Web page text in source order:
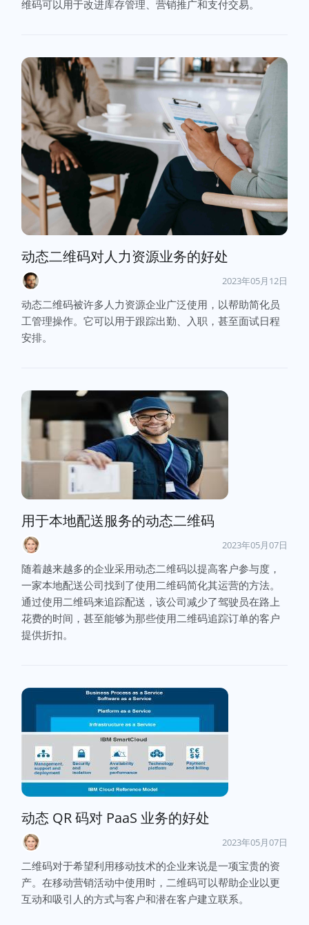
维码可以用于改进库存管理、营销推广和支付交易。
动态二维码对人力资源业务的好处
2023年05月12日
动态二维码被许多人力资源企业广泛使用，以帮助简化员
工管理操作。它可以用于跟踪出勤、入职，甚至面试日程
安排。
用于本地配送服务的动态二维码
2023年05月07日
随着越来越多的企业采用动态二维码以提高客户参与度，
一家本地配送公司找到了使用二维码简化其运营的方法。
通过使用二维码来追踪配送，该公司减少了驾驶员在路上
花费的时间，甚至能够为那些使用二维码追踪订单的客户
提供折扣。
动态 QR 码对 PaaS 业务的好处
2023年05月07日
二维码对于希望利用移动技术的企业来说是一项宝贵的资
产。在移动营销活动中使用时，二维码可以帮助企业以更
互动和吸引人的方式与客户和潜在客户建立联系。